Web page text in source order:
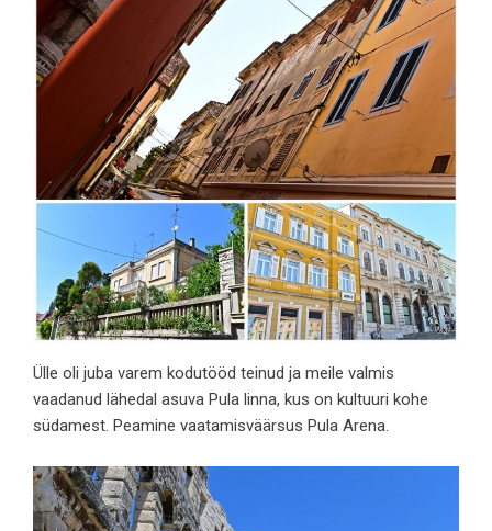
Ülle oli juba varem kodutööd teinud ja meile valmis
vaadanud lähedal asuva Pula linna, kus on kultuuri kohe
südamest. Peamine vaatamisväärsus Pula Arena.